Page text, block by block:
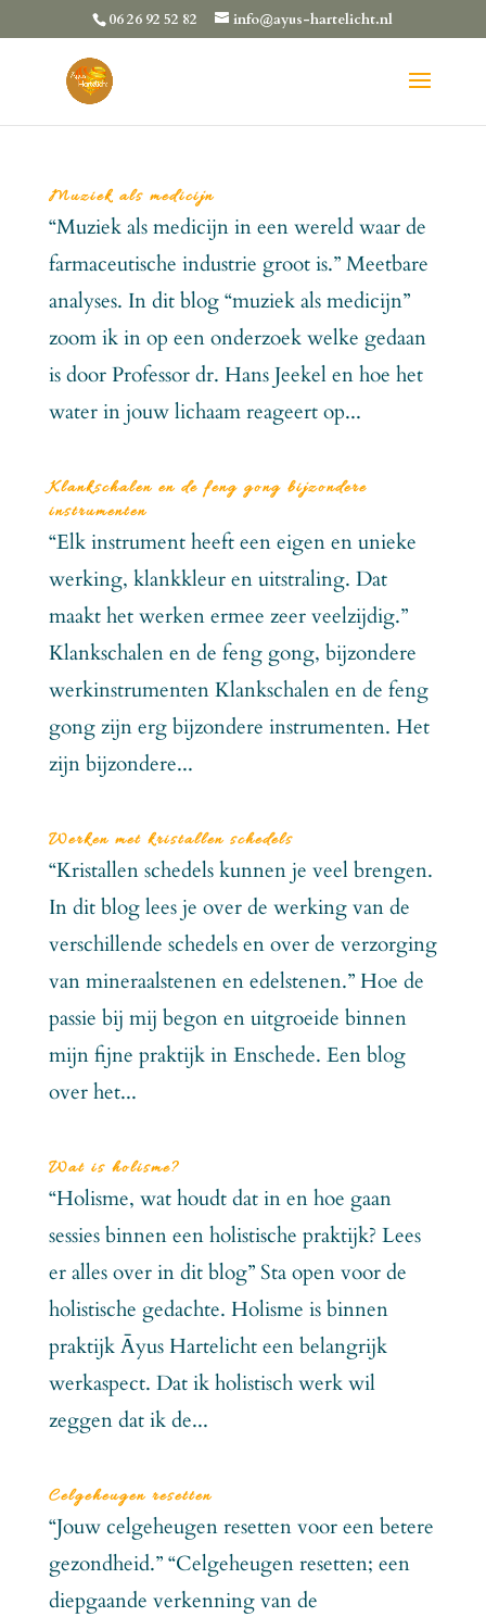
06 26 92 52 82 info@ayus-hartelicht.nl
Muziek als medicijn
“Muziek als medicijn in een wereld waar de
farmaceutische industrie groot is.” Meetbare
analyses. In dit blog “muziek als medicijn”
zoom ik in op een onderzoek welke gedaan
is door Professor dr. Hans Jeekel en hoe het
water in jouw lichaam reageert op...
Klankschalen en de feng gong bijzondere
instrumenten
“Elk instrument heeft een eigen en unieke
werking, klankkleur en uitstraling. Dat
maakt het werken ermee zeer veelzijdig.”
Klankschalen en de feng gong, bijzondere
werkinstrumenten Klankschalen en de feng
gong zijn erg bijzondere instrumenten. Het
zijn bijzondere...
Werken met kristallen schedels
“Kristallen schedels kunnen je veel brengen.
In dit blog lees je over de werking van de
verschillende schedels en over de verzorging
van mineraalstenen en edelstenen.” Hoe de
passie bij mij begon en uitgroeide binnen
mijn fijne praktijk in Enschede. Een blog
over het...
Wat is holisme?
“Holisme, wat houdt dat in en hoe gaan
sessies binnen een holistische praktijk? Lees
er alles over in dit blog” Sta open voor de
holistische gedachte. Holisme is binnen
praktijk Āyus Hartelicht een belangrijk
werkaspect. Dat ik holistisch werk wil
zeggen dat ik de...
Celgeheugen resetten
“Jouw celgeheugen resetten voor een betere
gezondheid.” “Celgeheugen resetten; een
diepgaande verkenning van de